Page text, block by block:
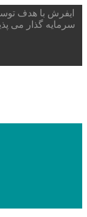
ایفرش با هدف
سرمایه گذار می